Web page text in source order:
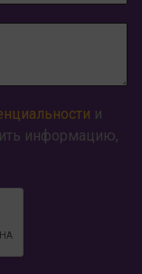
и
информацию,